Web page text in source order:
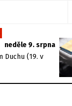
neděle 9. srpna
Duchu (19. v